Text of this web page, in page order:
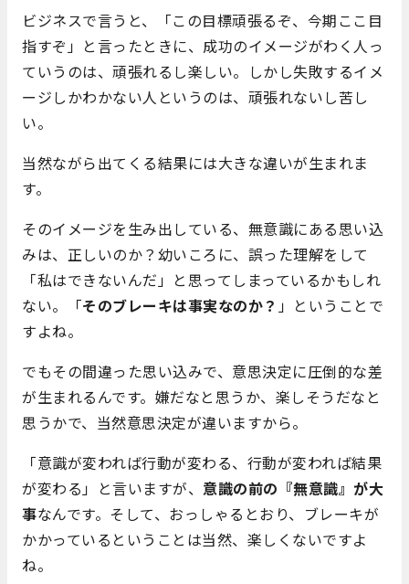
ビジネスで言うと、「この目標頑張るぞ、今期ここ目
指すぞ」と言ったときに、成功のイメージがわく人っ
ていうのは、頑張れるし楽しい。しかし失敗するイメ
ージしかわかない人というのは、頑張れないし苦し
い。
当然ながら出てくる結果には大きな違いが生まれま
す。
そのイメージを生み出している、無意識にある思い込
みは、正しいのか？幼いころに、誤った理解をして
「私はできないんだ」と思ってしまっているかもしれ
ない。「そのブレーキは事実なのか？ 」ということで
すよね。
でもその間違った思い込みで、意思決定に圧倒的な差
が生まれるんです。嫌だなと思うか、楽しそうだなと
思うかで、当然意思決定が違いますから。
「意識が変われば行動が変わる、行動が変われば結果
が変わる」と言いますが、 意識の前の『無意識』が大
事なんです。そして、おっしゃるとおり、ブレーキが
かかっているということは当然、楽しくないですよ
ね。